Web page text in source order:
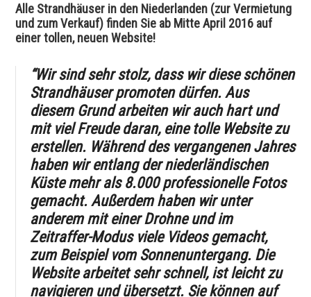
Alle Strandhäuser in den Niederlanden (zur Vermietung
und zum Verkauf) finden Sie ab Mitte April 2016 auf
einer tollen, neuen Website!
“Wir sind sehr stolz, dass wir diese schönen
Strandhäuser promoten dürfen. Aus
diesem Grund arbeiten wir auch hart und
mit viel Freude daran, eine tolle Website zu
erstellen. Während des vergangenen Jahres
haben wir entlang der niederländischen
Küste mehr als 8.000 professionelle Fotos
gemacht. Außerdem haben wir unter
anderem mit einer Drohne und im
Zeitraffer-Modus viele Videos gemacht,
zum Beispiel vom Sonnenuntergang. Die
Website arbeitet sehr schnell, ist leicht zu
navigieren und übersetzt. Sie können auf